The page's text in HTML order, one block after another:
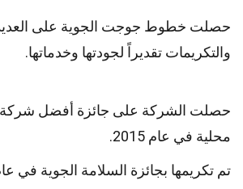
حصلت خطوط جوجت الجوية على العديد
والتكريمات تقديراً لجودتها وخدماتها.
حصلت الشركة على جائزة أفضل
محلية في عام 2015.
تم تكريمها بجائزة السلامة الجوية في عام